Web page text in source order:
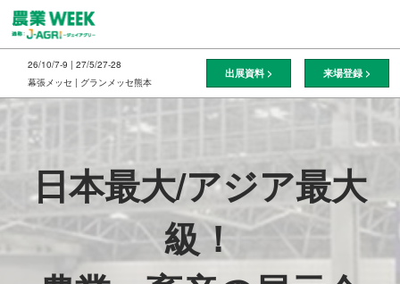
ス
キ
ッ
し
26/10/7-9 | 27/5/27-28
幕張メッセ | グランメッセ熊本
出展資料 > 来場登録 >
農
業
WEEK（通
日本最大/アジア最大
級！